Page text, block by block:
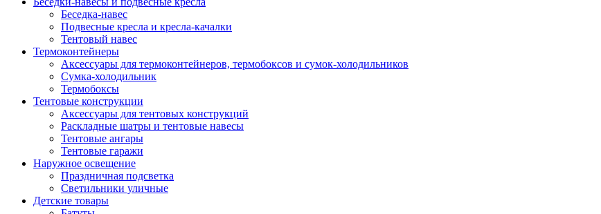
Беседка-навес
Подвесные кресла и кресла-качалки
Тентовый навес
Термоконтейнеры
Аксессуары для термоконтейнеров, термобоксов и сумок-холодильников
Сумка-холодильник
Термобоксы
Тентовые конструкции
Аксессуары для тентовых конструкций
Раскладные шатры и тентовые навесы
Тентовые ангары
Тентовые гаражи
Наружное освещение
Праздничная подсветка
Светильники уличные
Детские товары